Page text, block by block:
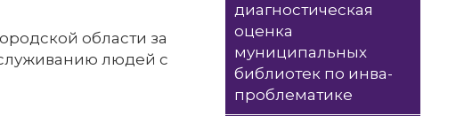
области за
людей с
диагностическая
оценка
муниципальных
библиотек по инва-
проблематике